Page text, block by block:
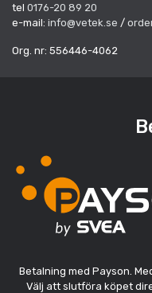
tel 0176-20 89 20
e-mail: info@vetek.se /
Org. nr: 556446-4062
Betalning med Payson.
Välj att slutföra köpet